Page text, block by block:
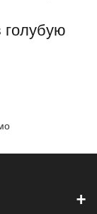
голубую
+